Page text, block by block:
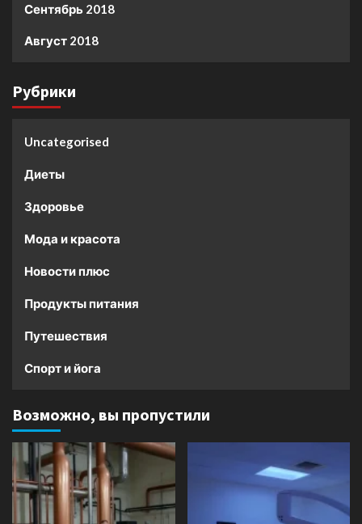
Сентябрь 2018
Август 2018
Рубрики
Uncategorised
Диеты
Здоровье
Мода и красота
Новости плюс
Продукты питания
Путешествия
Спорт и йога
Возможно, вы пропустили